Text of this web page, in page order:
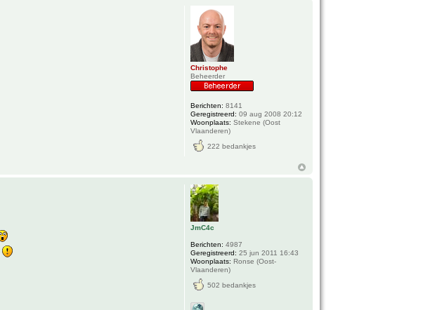
Christophe
Beheerder
Berichten: 8141
Geregistreerd: 09 aug 2008 20:12
Woonplaats: Stekene (Oost
Vlaanderen)
222 bedankjes
JmC4c
Berichten: 4987
Geregistreerd: 25 jun 2011 16:43
Woonplaats: Ronse (Oost-
Vlaanderen)
502 bedankjes